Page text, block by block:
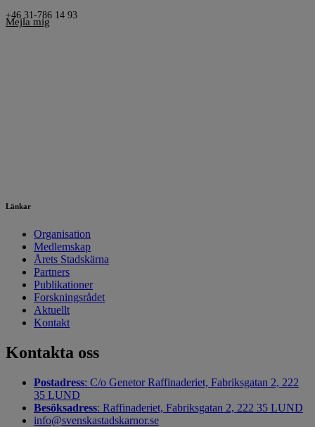
+46 31-786 14 93
Mejla mig
Länkar
Organisation
Medlemskap
Årets Stadskärna
Partners
Publikationer
Forskningsrådet
Aktuellt
Kontakt
Kontakta oss
Postadress: C/o Genetor Raffinaderiet, Fabriksgatan 2, 222
35 LUND
Besöksadress: Raffinaderiet, Fabriksgatan 2, 222 35 LUND
info@svenskastadskarnor.se